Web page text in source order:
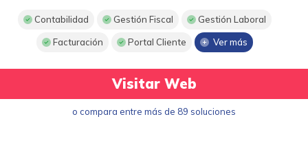
Contabilidad Gestión Fiscal Gestión Laboral
Facturación Portal Cliente Ver más
Visitar Web
o compara entre más de 89 soluciones